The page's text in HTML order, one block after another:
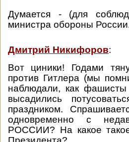
Думается - (для
министра обороны
Дмитрий Никифоров:
Вот циники! Годами
против Гитлера (мы
наблюдали, как
высадились
праздником.
одновременно с
РОССИИ? На какое